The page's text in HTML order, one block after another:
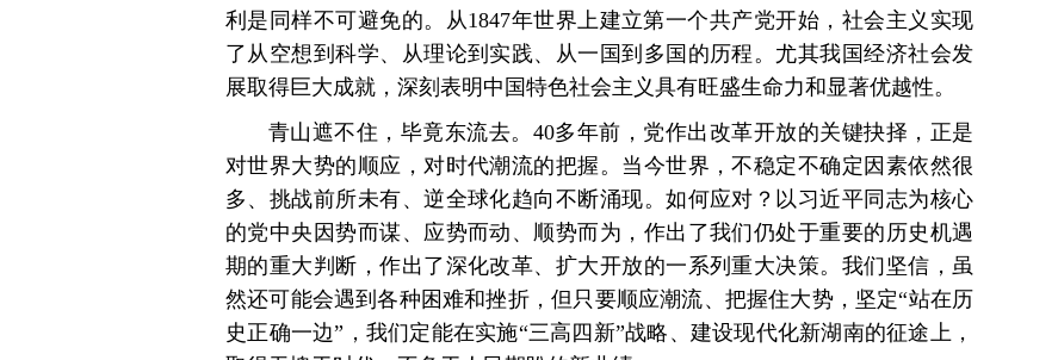
利是同样不可避免的。从1847年世界上建立第一个共产党开始，社会主义实现
了从空想到科学、从理论到实践、从一国到多国的历程。尤其我国经济社会发
展取得巨大成就，深刻表明中国特色社会主义具有旺盛生命力和显著优越性。
青山遮不住，毕竟东流去。40多年前，党作出改革开放的关键抉择，正是
对世界大势的顺应，对时代潮流的把握。当今世界，不稳定不确定因素依然很
多、挑战前所未有、逆全球化趋向不断涌现。如何应对？以习近平同志为核心
的党中央因势而谋、应势而动、顺势而为，作出了我们仍处于重要的历史机遇
期的重大判断，作出了深化改革、扩大开放的一系列重大决策。我们坚信，虽
然还可能会遇到各种困难和挫折，但只要顺应潮流、把握住大势，坚定“站在历
史正确一边”，我们定能在实施“三高四新”战略、建设现代化新湖南的征途上，